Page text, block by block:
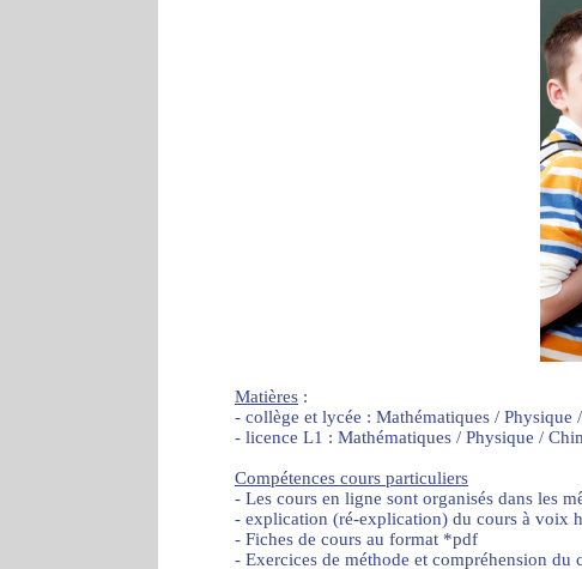
Matières :
- collège et lycée : Mathématiques /
- licence L1 : Mathématiques / Physique /
Compétences cours particuliers
- Les cours en ligne sont organisés dans les
- explication (ré-explication) du cours à voix
- Fiches de cours au format *pdf
- Exercices de méthode et compréhension du